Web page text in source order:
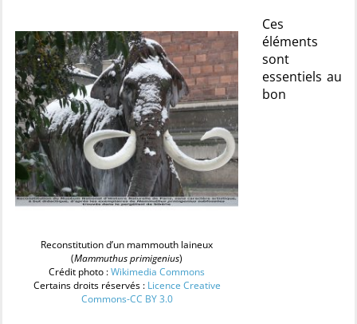
Reconstitution d’un mammouth laineux
(Mammuthus primigenius)
Crédit photo :Wikimedia Commons
Certains droits réservés : Licence Creative
Commons-CC BY 3.0
Ces
éléments
sont
essentiels au
bon